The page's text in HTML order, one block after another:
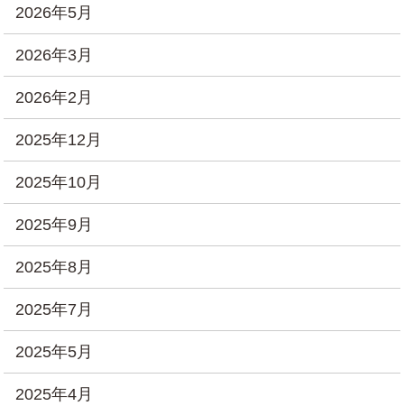
2026年5月
2026年3月
2026年2月
2025年12月
2025年10月
2025年9月
2025年8月
2025年7月
2025年5月
2025年4月